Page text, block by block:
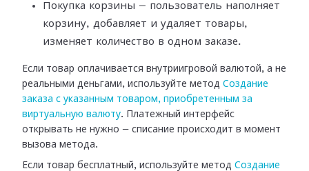
Покупка корзины — пользователь наполняет
корзину, добавляет и удаляет товары,
изменяет количество в одном заказе.
Если товар оплачивается внутриигровой валютой, а не
реальными деньгами, используйте метод Создание
заказа с указанным товаром, приобретенным за
виртуальную валюту. Платежный интерфейс
открывать не нужно — списание происходит в момент
вызова метода.
Если товар бесплатный, используйте метод Создание